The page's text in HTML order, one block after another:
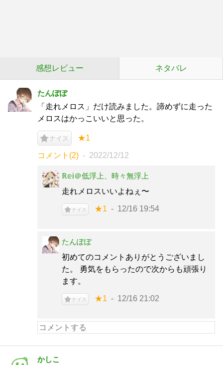
感想レビュー ネタバレ
たんぽぽ
「走れメロス」だけ読みました。諦めずに走った
メロスはかっこいいと思った。
ナイス ★1
コメント(2) 2022/12/12
ℝ𝕖𝕚＠低浮上、時々無浮上
走れメロスいいよねぇ〜
ナイス ★1 12/16 19:54
たんぽぽ
初めてのコメントありがとうございまし
た。 勇気をもらったので次からも頑張り
ます。
ナイス ★1 12/16 21:02
かしこ